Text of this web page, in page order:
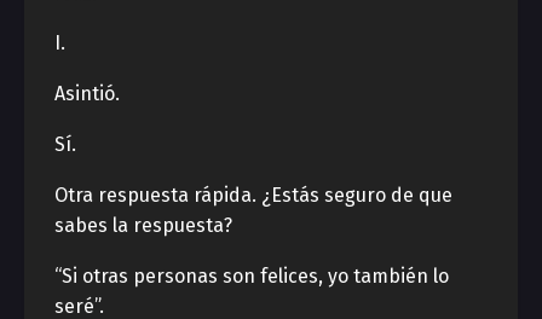
I.
Asintió.
Sí.
Otra respuesta rápida. ¿Estás seguro de que
sabes la respuesta?
“Si otras personas son felices, yo también lo
seré”.